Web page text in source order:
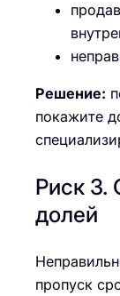
Решение:
покажите
Риск 3.
долей
пропуск